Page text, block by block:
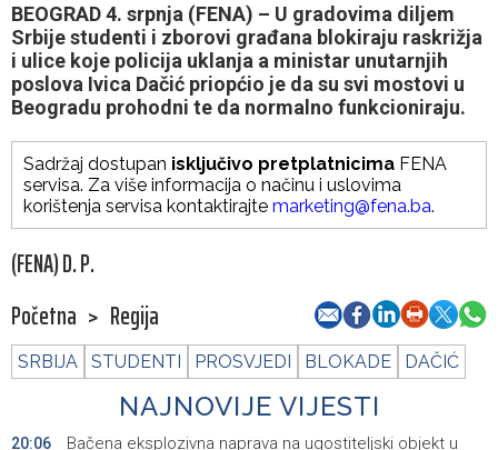
BEOGRAD 4. srpnja (FENA) – U gradovima diljem
Srbije studenti i zborovi građana blokiraju raskrižja
i ulice koje policija uklanja a ministar unutarnjih
poslova Ivica Dačić priopćio je da su svi mostovi u
Beogradu prohodni te da normalno funkcioniraju.
Sadržaj dostupan isključivo pretplatnicima FENA
servisa. Za više informacija o načinu i uslovima
korištenja servisa kontaktirajte marketing@fena.ba.
(FENA) D. P.
Početna > Regija
SRBIJA STUDENTI PROSVJEDI BLOKADE DAČIĆ
NAJNOVIJE VIJESTI
20:06
Bačena eksplozivna naprava na ugostiteljski objekt u